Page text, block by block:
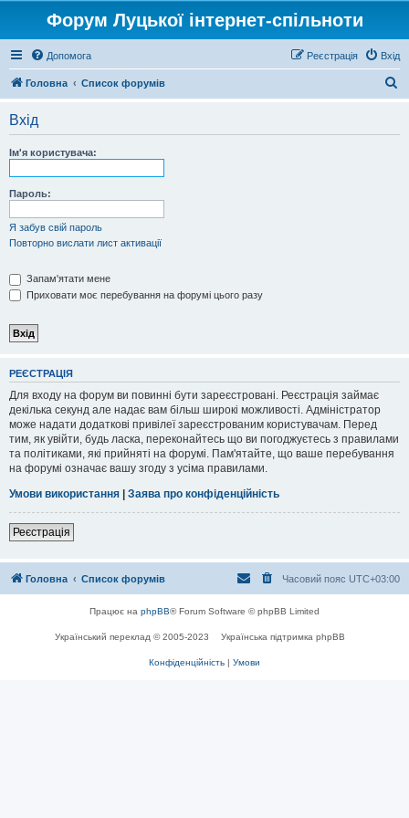
Форум Луцької інтернет-спільноти
Допомога Вхід
Реєстрація
Головна Список форумів
Вхід
Ім'я користувача:
Пароль:
Я забув свій пароль
Повторно вислати лист активації
Запам'ятати мене
Приховати моє перебування на форумі цього разу
РЕЄСТРАЦІЯ
Для входу на форум ви повинні бути зареєстровані. Реєстрація займає
декілька секунд але надає вам більш широкі можливості. Адміністратор
може надати додаткові привілеї зареєстрованим користувачам. Перед
тим, як увійти, будь ласка, переконайтесь що ви погоджуєтесь з правилами
та політиками, які прийняті на форумі. Пам'ятайте, що ваше перебування
на форумі означає вашу згоду з усіма правилами.
Умови використання | Заява про конфіденційність
Реєстрація
Головна Список форумів Часовий пояс UTC+03:00
Працює на phpBB® Forum Software © phpBB Limited
Український переклад © 2005-2023 Українська підтримка phpBB
Конфіденційність | Умови